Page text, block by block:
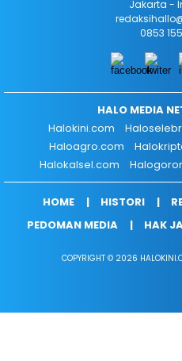
Jakarta -
0853
HALO MEDIA
Halokini.com
Haloagro.com
Halokalsel.com
HOME HISTORI
PEDOMAN MEDIA
HAK
COPYRIGHT © 2026